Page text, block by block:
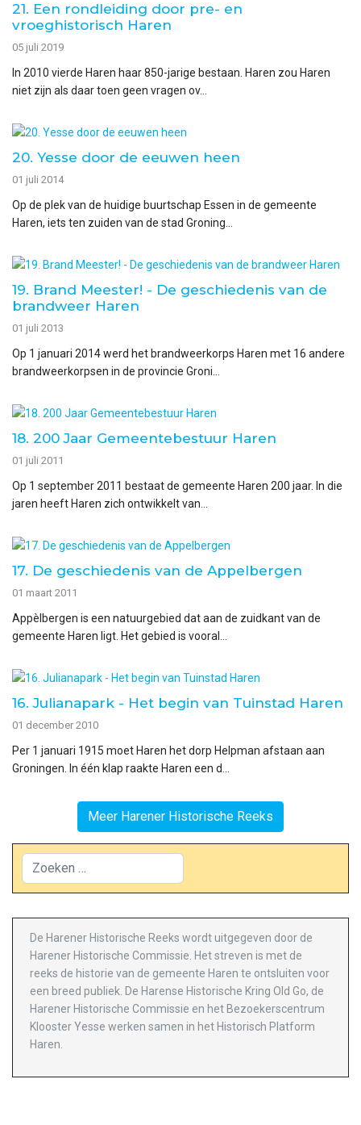
21. Een rondleiding door pre- en
vroeghistorisch Haren
05 juli 2019
In 2010 vierde Haren haar 850-jarige bestaan. Haren zou Haren
niet zijn als daar toen geen vragen ov...
20. Yesse door de eeuwen heen
01 juli 2014
Op de plek van de huidige buurtschap Essen in de gemeente
Haren, iets ten zuiden van de stad Groning...
19. Brand Meester! - De geschiedenis van de
brandweer Haren
01 juli 2013
Op 1 januari 2014 werd het brandweerkorps Haren met 16 andere
brandweerkorpsen in de provincie Groni...
18. 200 Jaar Gemeentebestuur Haren
01 juli 2011
Op 1 september 2011 bestaat de gemeente Haren 200 jaar. In die
jaren heeft Haren zich ontwikkelt van...
17. De geschiedenis van de Appelbergen
01 maart 2011
Appèlbergen is een natuurgebied dat aan de zuidkant van de
gemeente Haren ligt. Het gebied is vooral...
16. Julianapark - Het begin van Tuinstad Haren
01 december 2010
Per 1 januari 1915 moet Haren het dorp Helpman afstaan aan
Groningen. In één klap raakte Haren een d...
Meer Harener Historische Reeks
Zoeken
De Harener Historische Reeks wordt uitgegeven door de
Harener Historische Commissie. Het streven is met de
reeks de historie van de gemeente Haren te ontsluiten voor
een breed publiek. De Harense Historische Kring Old Go, de
Harener Historische Commissie en het Bezoekerscentrum
Klooster Yesse werken samen in het Historisch Platform
Haren.